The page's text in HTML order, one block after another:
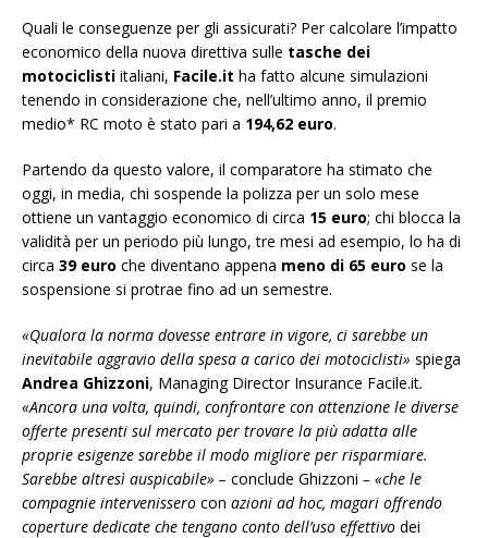
Quali le conseguenze per gli assicurati? Per calcolare l’impatto
economico della nuova direttiva sulle tasche dei
motociclisti italiani, Facile.it ha fatto alcune simulazioni
tenendo in considerazione che, nell’ultimo anno, il premio
medio* RC moto è stato pari a 194,62 euro.
Partendo da questo valore, il comparatore ha stimato che
oggi, in media, chi sospende la polizza per un solo mese
ottiene un vantaggio economico di circa 15 euro; chi blocca la
validità per un periodo più lungo, tre mesi ad esempio, lo ha di
circa 39 euro che diventano appena meno di 65 euro se la
sospensione si protrae fino ad un semestre.
«Qualora la norma dovesse entrare in vigore, ci sarebbe un
inevitabile aggravio della spesa a carico dei motociclisti» spiega
Andrea Ghizzoni, Managing Director Insurance Facile.it.
«Ancora una volta, quindi, confrontare con attenzione le diverse
offerte presenti sul mercato per trovare la più adatta alle
proprie esigenze sarebbe il modo migliore per risparmiare.
Sarebbe altresì auspicabile» – conclude Ghizzoni – «che le
compagnie intervenissero con azioni ad hoc, magari offrendo
coperture dedicate che tengano conto dell’uso effettivo dei